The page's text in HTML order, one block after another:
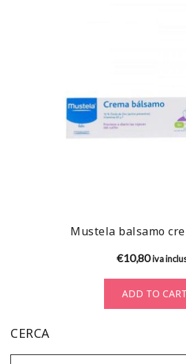
Mustela balsamo
€10,80iva
ADD TO CART
CERCA